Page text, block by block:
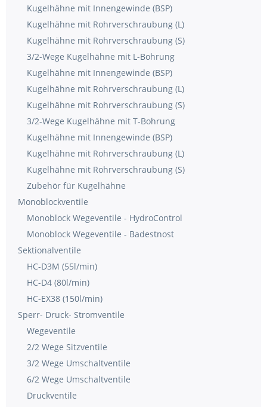
Kugelhähne mit Innengewinde (BSP)
Kugelhähne mit Rohrverschraubung (L)
Kugelhähne mit Rohrverschraubung (S)
3/2-Wege Kugelhähne mit L-Bohrung
Kugelhähne mit Innengewinde (BSP)
Kugelhähne mit Rohrverschraubung (L)
Kugelhähne mit Rohrverschraubung (S)
3/2-Wege Kugelhähne mit T-Bohrung
Kugelhähne mit Innengewinde (BSP)
Kugelhähne mit Rohrverschraubung (L)
Kugelhähne mit Rohrverschraubung (S)
Zubehör für Kugelhähne
Monoblockventile
Monoblock Wegeventile - HydroControl
Monoblock Wegeventile - Badestnost
Sektionalventile
HC-D3M (55l/min)
HC-D4 (80l/min)
HC-EX38 (150l/min)
Sperr- Druck- Stromventile
Wegeventile
2/2 Wege Sitzventile
3/2 Wege Umschaltventile
6/2 Wege Umschaltventile
Druckventile